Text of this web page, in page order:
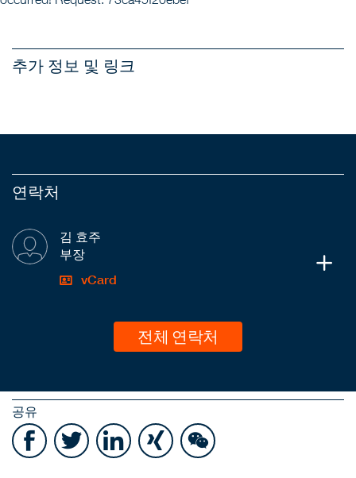
추가 정보 및 링크
연락처
김 효주
부장
vCard
전체 연락처
공유